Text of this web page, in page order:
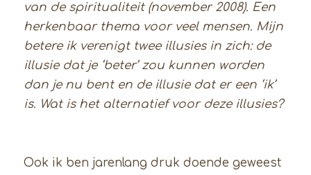
van de spiritualiteit (november 2008). Een
herkenbaar thema voor veel mensen. Mijn
betere ik verenigt twee illusies in zich: de
illusie dat je ‘beter’ zou kunnen worden
dan je nu bent en de illusie dat er een ‘ik’
is. Wat is het alternatief voor deze illusies?
Ook ik ben jarenlang druk doende geweest